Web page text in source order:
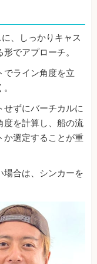
、しっかりキャス
でアプローチ。
でライン角度を立
せずにバーチカルに
度を計算し、船の流
か選定することが重
場合は、シンカーを